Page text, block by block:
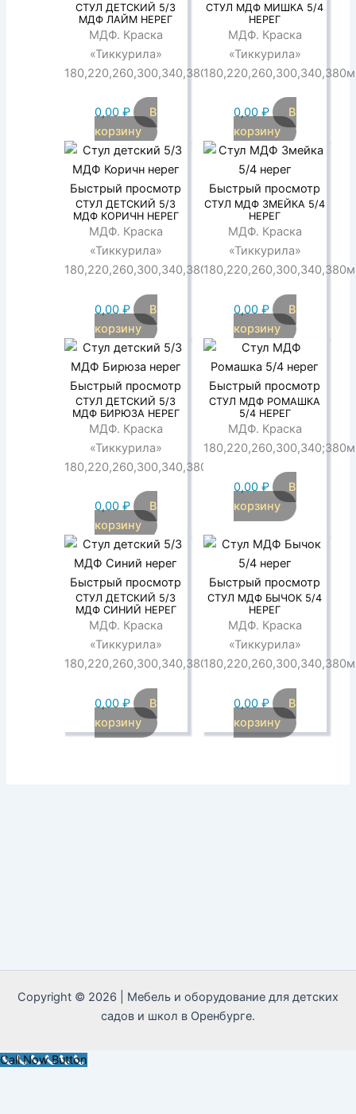
СТУЛ ДЕТСКИЙ 5/3
МДФ ЛАЙМ НЕРЕГ
МДФ. Краска
«Тиккурила»
180,220,260,300,340,380мм
0,00 ₽
В
корзину
СТУЛ МДФ МИШКА 5/4
НЕРЕГ
МДФ. Краска
«Тиккурила»
0,00 ₽
В
корзину
Быстрый просмотр
СТУЛ ДЕТСКИЙ 5/3
МДФ КОРИЧН НЕРЕГ
МДФ. Краска
«Тиккурила»
180,220,260,300,340,380мм
0,00 ₽
В
корзину
Быстрый просмотр
СТУЛ МДФ ЗМЕЙКА 5/4
НЕРЕГ
МДФ. Краска
«Тиккурила»
0,00 ₽
В
корзину
Быстрый просмотр
СТУЛ ДЕТСКИЙ 5/3
МДФ БИРЮЗА НЕРЕГ
МДФ. Краска
«Тиккурила»
180,220,260,300,340,380мм
0,00 ₽
В
корзину
Быстрый просмотр
СТУЛ МДФ РОМАШКА
5/4 НЕРЕГ
МДФ. Краска
0,00 ₽
В
корзину
Быстрый просмотр
СТУЛ ДЕТСКИЙ 5/3
МДФ СИНИЙ НЕРЕГ
МДФ. Краска
«Тиккурила»
180,220,260,300,340,380мм
0,00 ₽
В
корзину
Быстрый просмотр
СТУЛ МДФ БЫЧОК 5/4
НЕРЕГ
МДФ. Краска
«Тиккурила»
0,00 ₽
В
корзину
Copyright © 2026 | Мебель и оборудование для детских
садов и школ в Оренбурге.
Call Now Button